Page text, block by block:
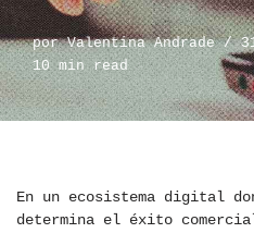
porValentina Andrade
10 min read
En un ecosistema digital
determina el éxito